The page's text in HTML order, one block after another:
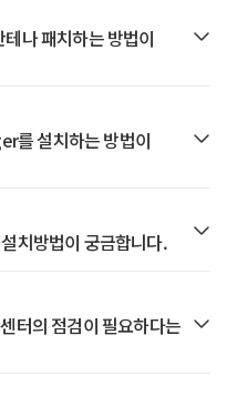
나 패치하는 방법이
Office Configuration
를 설치하는 방법이
는 Trimble Installation
프로그램에서 확인)
치방법이 궁금합니다.
파일로 변환시키는
터의 점검이 필요하다는